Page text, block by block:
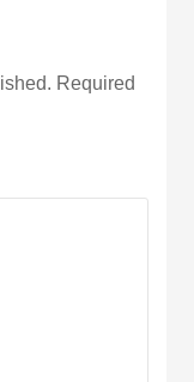
Required